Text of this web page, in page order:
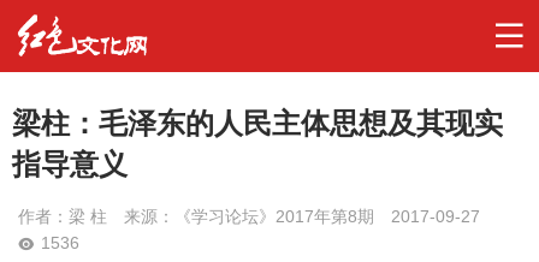
梁柱：毛泽东的人民主体思想及其现实
指导意义
作者： 梁 柱 来源：《学习论坛》2017年第8期
2017-09-27
1536